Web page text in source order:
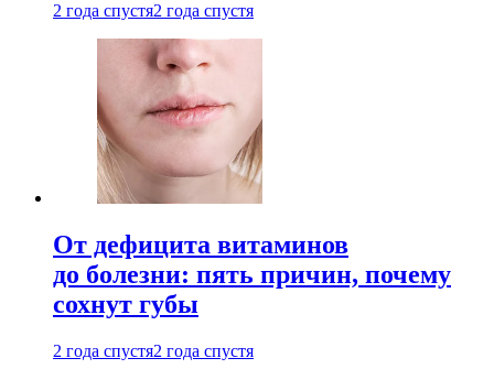
2 года спустя2 года спустя
От дефицита витаминов
до болезни: пять причин, почему
сохнут губы
2 года спустя2 года спустя